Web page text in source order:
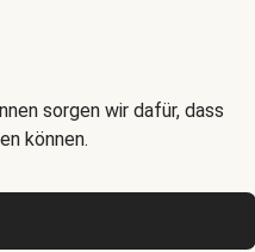
sorgen wir dafür, dass
können.